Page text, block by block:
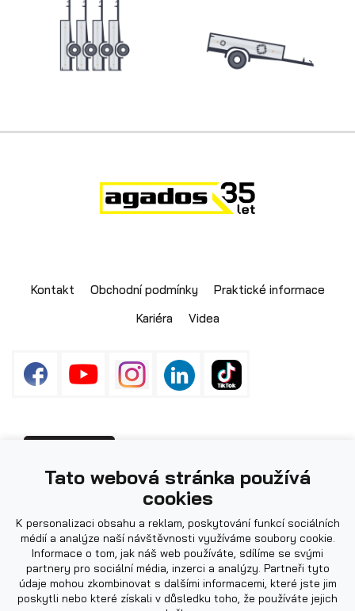
Výprodej
Kontakt Obchodní podmínky
Praktické informace
Kariéra
Videa
ilustrační.
Tato webová stránka používá
cookies
K personalizaci obsahu a reklam, poskytování funkcí sociálních
médií a analýze naší návštěvnosti využíváme soubory cookie.
Informace o tom, jak náš web používáte, sdílíme se svými
partnery pro sociální média, inzerci a analýzy. Partneři tyto
údaje mohou zkombinovat s dalšími informacemi, které jste jim
poskytli nebo které získali v důsledku toho, že používáte jejich